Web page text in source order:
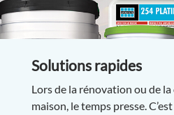
Solutions rapides
Lors de la rénovation ou de
maison, le temps presse.